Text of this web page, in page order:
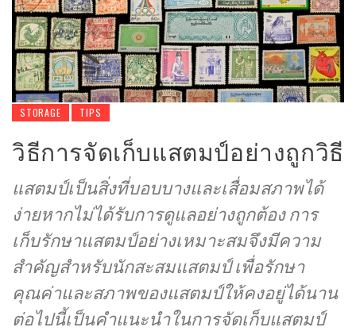
STORAGE TIPS
วิธีการจัดเก็บแสตมป์อย่างถูกวิธี
แสตมป์เป็นสิ่งที่บอบบางและเสื่อมสภาพได้
ง่ายหากไม่ได้รับการดูแลอย่างถูกต้อง การ
เก็บรักษาแสตมป์อย่างเหมาะสมจึงมีความ
สำคัญสำหรับนักสะสมแสตมป์ เพื่อรักษา
คุณค่าและสภาพของแสตมป์ให้คงอยู่ได้นาน
ต่อไปนี้เป็นคำแนะนำในการจัดเก็บแสตมป์